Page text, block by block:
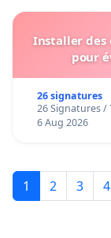
Installer des
pour
26 signatures
26 Signatures /
6 Aug 2026
1 2 3 4